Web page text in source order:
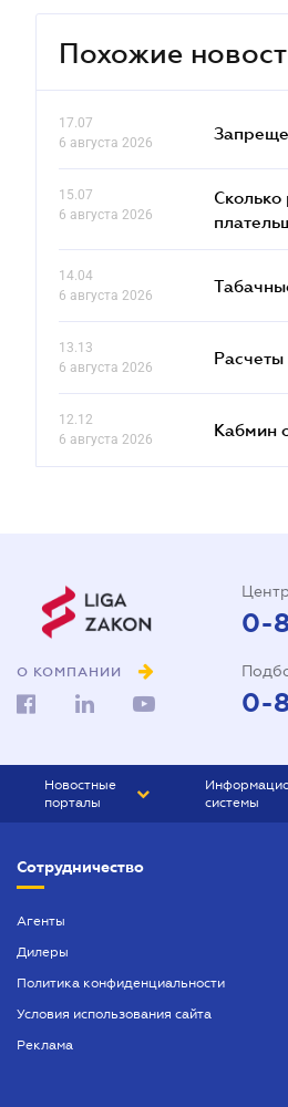
Похожие
17.07
6 августа 2026
15.07
6 августа 2026
14.04
6 августа 2026
13.13
6 августа 2026
12.12
6 августа 2026
Кабмин
О КОМПАНИИ
0-
0-
Новостные
порталы
БИЗНЕС
системы
ЮРИСТ
Сотрудничество
Агенты
Дилеры
Политика конфиденциальности
Условия использования сайта
Реклама